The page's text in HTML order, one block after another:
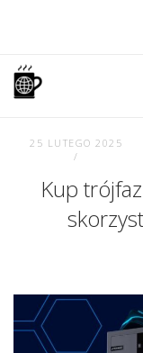
content
Home
25 LUTEGO 2025
Kup